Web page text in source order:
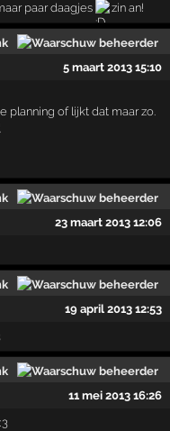
paar daagjes zin an!
5 maart 2013 15:10
planning of lijkt dat maar zo.
23 maart 2013 12:06
19 april 2013 12:53
11 mei 2013 16:26